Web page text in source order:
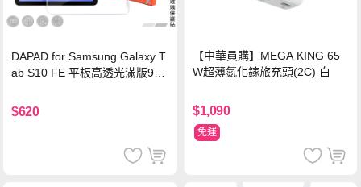
DAPAD for Samsung Galaxy T
ab S10 FE 平板高透光滿版9H
$620
【中華員購】MEGA KING 65
W超薄氮化鎵旅充頭(2C) 白
$1,090
免運